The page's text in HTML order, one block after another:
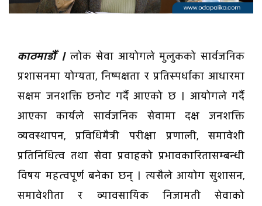
काठमाडौँ ।लोक सेवा आयोगले मुलुकको सार्वजनिक
प्रशासनमा योग्यता, निष्पक्षता र प्रतिस्पर्धाका आधारमा
सक्षम जनशक्ति छनोट गर्दै आएको छ । आयोगले गर्दै
आएका कार्यले सार्वजनिक सेवामा दक्ष जनशक्ति
व्यवस्थापन, प्रविधिमैत्री परीक्षा प्रणाली, समावेशी
प्रतिनिधित्व तथा सेवा प्रवाहको प्रभावकारितासम्बन्धी
विषय महत्वपूर्ण बनेका छन् । त्यसैले आयोग सुशासन,
समावेशीता र व्यावसायिक निजामती सेवाको